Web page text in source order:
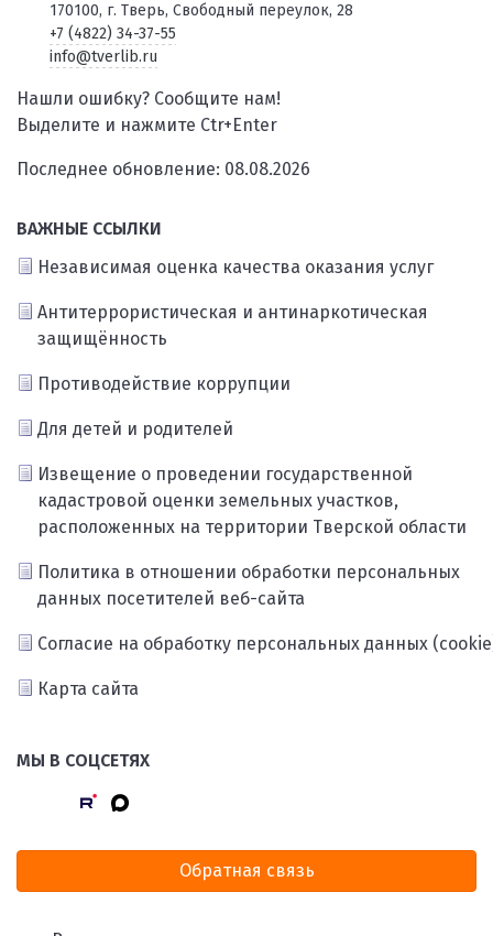
170100, г. Тверь, Свободный переулок, 28
+7 (4822) 34-37-55
info@tverlib.ru
Нашли ошибку? Сообщите нам!
Выделите и нажмите Ctr+Enter
Последнее обновление: 08.08.2026
ВАЖНЫЕ ССЫЛКИ
Независимая оценка качества оказания услуг
Антитеррористическая и антинаркотическая
защищённость
Противодействие коррупции
Для детей и родителей
Извещение о проведении государственной
кадастровой оценки земельных участков,
расположенных на территории Тверской области
Политика в отношении обработки персональных
данных посетителей веб-сайта
Согласие на обработку персональных данных
Карта сайта
МЫ В СОЦСЕТЯХ
Обратная связь